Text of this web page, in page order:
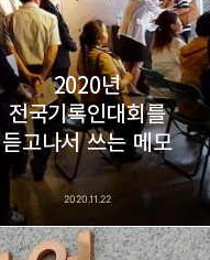
네이버 블로그
2020년
전국기록인대회를
듣고나서 쓰는 메모
2020.11.22